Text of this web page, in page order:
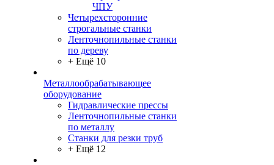
ЧПУ
Четырехсторонние
строгальные станки
Ленточнопильные станки
по дереву
+ Ещё 10
Металлообрабатывающее
оборудование
Гидравлические прессы
Ленточнопильные станки
по металлу
Станки для резки труб
+ Ещё 12